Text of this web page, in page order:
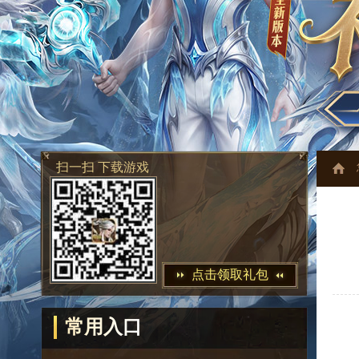
扫一扫 下载游戏
点击领取礼包
常用入口